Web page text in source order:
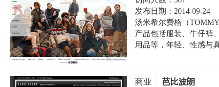
发布日期： 2014-09-24
汤米希尔费格（
产品包括服装、牛仔裤
用品等，年轻、性感与
商业 芭比波朗